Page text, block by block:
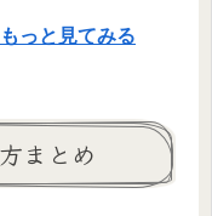
っと見てみる
まとめ